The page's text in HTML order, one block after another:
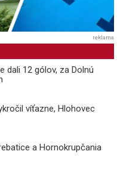
reklama
dali 12 gólov, za Dolnú
víťazne, Hlohovec
a Hornokrupčania